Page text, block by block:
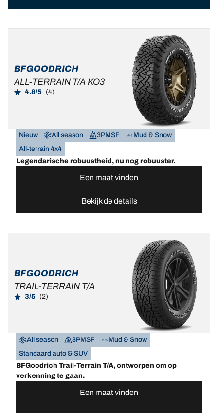
BFGOODRICH
ALL-TERRAIN T/A KO3
4.8/5 (4)
Nieuw All season 3PMSF
Mud & Snow
All-terrain 4x4
Legendarische robuustheid, nu nog robuuster.
Een maat vinden
Bekijk de details
BFGOODRICH
TRAIL-TERRAIN T/A
3/5 (2)
All season 3PMSF
Mud & Snow
Standaard auto & SUV
BFGoodrich Trail-Terrain T/A, ontworpen om op
verkenning te gaan.
Een maat vinden